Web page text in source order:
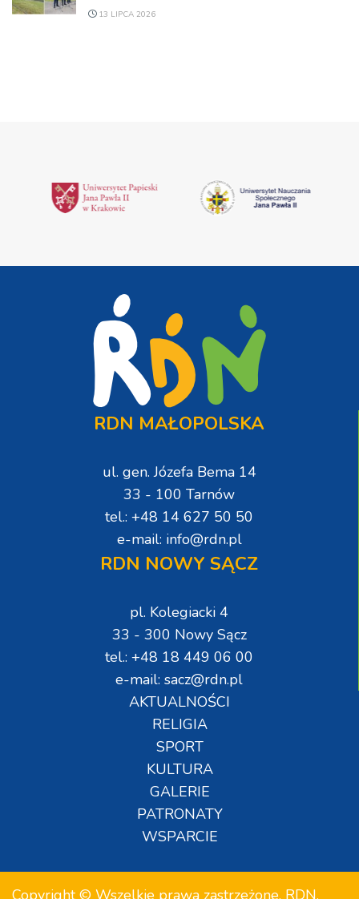
13 LIPCA 2026
RDN MAŁOPOLSKA
ul. gen. Józefa Bema 14
33 - 100 Tarnów
tel.: +48 14 627 50 50
e-mail: info@rdn.pl
RDN NOWY SĄCZ
pl. Kolegiacki 4
33 - 300 Nowy Sącz
tel.: +48 18 449 06 00
e-mail: sacz@rdn.pl
AKTUALNOŚCI
RELIGIA
SPORT
KULTURA
GALERIE
PATRONATY
WSPARCIE
Copyright © Wszelkie prawa zastrzeżone. RDN.